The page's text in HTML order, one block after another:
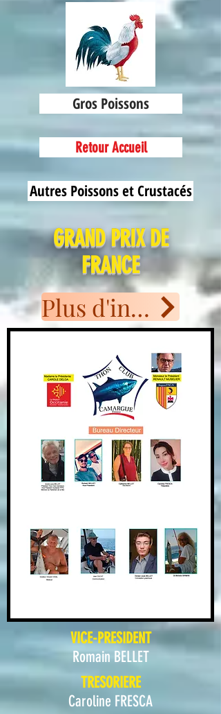
Gros Poissons
Retour Accueil
Autres Poissons et Crustacés
GRAND PRIX DE
FRANCE
Plus d'informations
VICE-PRESIDENT
Romain BELLET
TRESORIERE
Caroline FRESCA